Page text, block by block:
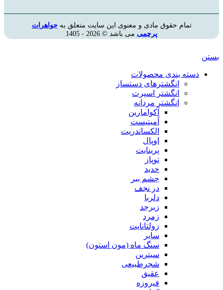
تمام حقوق مادی و معنوی این سایت متعلق بهجواهرات
پرچمی می باشد © 2026 - 1405
بستن
دسته بندی محصولات
انگشترهای دستساز
انگشتر اسپرت
انگشتر مردانه
آکوامارین
آمیتیست
الکساندریت
اوپال
پرینایت
توپاز
حدید
چشم ببر
در نجف
دلربا
زبرجد
زمرد
زولتانایت
سایر
سنگ ماه (مون استون)
سیترین
شجرطبیعی
عقیق
فیروزه